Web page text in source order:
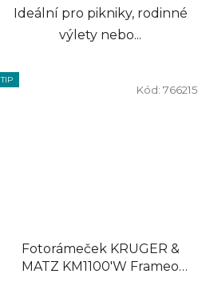
Ideální pro pikniky, rodinné
výlety nebo...
TIP
Fotorámeček KRUGER &
MATZ KM1100'W Frameo
Kód: 766215